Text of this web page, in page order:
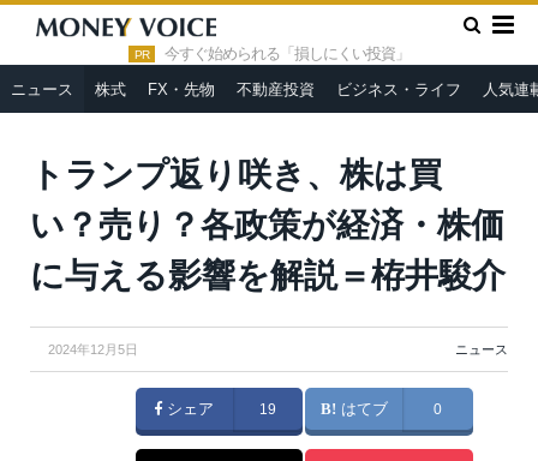
PR 今すぐ始められる「損しにくい投資」
ニュース 株式 FX・先物 不動産投資 ビジネス・ライフ 人気連
HOME » ニュース »
トランプ返り咲き、株は買い？売り？各政
策が経済・株価に与える影響を解説＝栫井駿介
トランプ返り咲き、株は買
い？売り？各政策が経済・株価
に与える影響を解説＝栫井駿介
2024年12月5日 ニュース
シェア 19 はてブ 0